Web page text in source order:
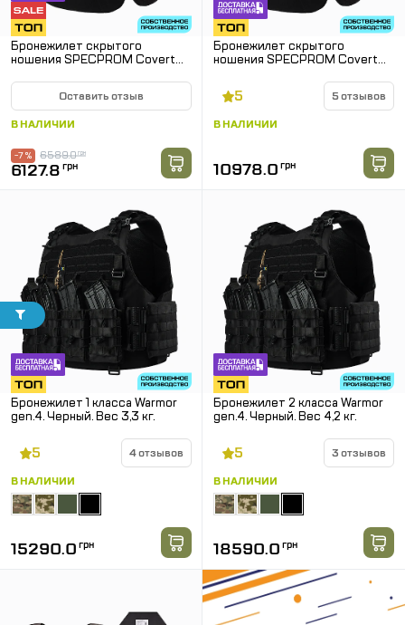
Бронежилет скрытого
ношения SPECPROM Covert
Оставить отзыв
В НАЛИЧИИ
6589.0грн
-7 %
6127.8 грн
Бронежилет скрытого
ношения SPECPROM Covert
5 5 отзывов
В НАЛИЧИИ
10978.0 грн
Бронежилет 1 класса Warmor
gen.4. Черный. Вес 3,3 кг.
5 4 отзывов
В НАЛИЧИИ
15290.0 грн
Бронежилет 2 класса Warmor
gen.4. Черный. Вес 4,2 кг.
5 3 отзывов
В НАЛИЧИИ
18590.0 грн